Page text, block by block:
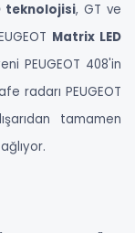
teknolojisi, GT ve
Matrix LED
PEUGEOT 408'in
radarı PEUGEOT
tamamen